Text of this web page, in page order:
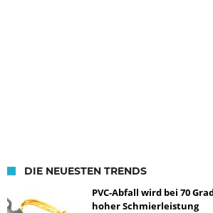
DIE NEUESTEN TRENDS
PVC-Abfall wird bei 70
hoher Schmierleistung